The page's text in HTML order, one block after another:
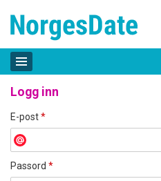
Logg inn
E-post*
Passord *